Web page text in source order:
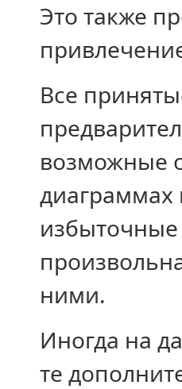
Это также
Все
возможные
ними.
Иногда на
те